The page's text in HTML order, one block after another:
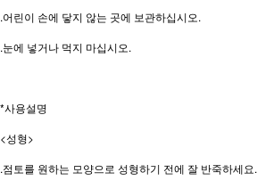
.어린이 손에 닿지 않는 곳에 보관하십시오.
.눈에 넣거나 먹지 마십시오.
*사용설명
<성형>
.점토를 원하는 모양으로 성형하기 전에 잘 반죽하세요.